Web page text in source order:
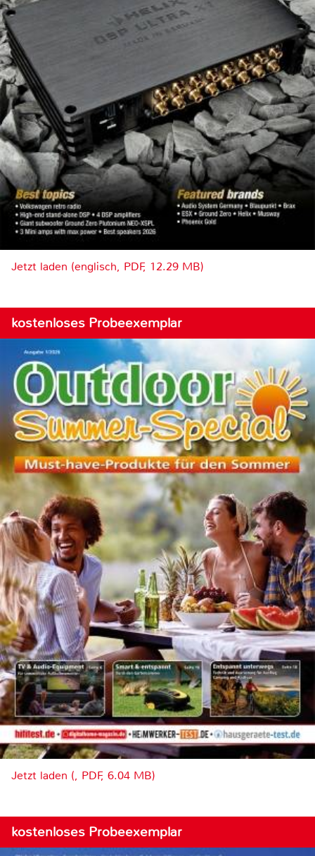
Jetzt laden (englisch, PDF, 12.29 MB)
kostenloses Probeexemplar
Jetzt laden (, PDF, 6.04 MB)
kostenloses Probeexemplar